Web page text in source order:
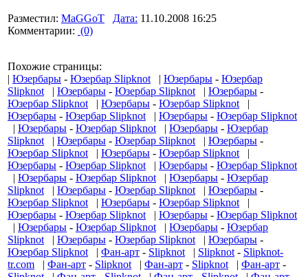
Разместил: MaGGoT Дата: 11.10.2008 16:25
Комментарии: (0)
Похожие страницы:
| Юзербары - Юзербар Slipknot | Юзербары - Юзербар
Slipknot | Юзербары - Юзербар Slipknot | Юзербары -
Юзербар Slipknot | Юзербары - Юзербар Slipknot |
Юзербары - Юзербар Slipknot | Юзербары - Юзербар Slipknot
| Юзербары - Юзербар Slipknot | Юзербары - Юзербар
Slipknot | Юзербары - Юзербар Slipknot | Юзербары -
Юзербар Slipknot | Юзербары - Юзербар Slipknot |
Юзербары - Юзербар Slipknot | Юзербары - Юзербар Slipknot
| Юзербары - Юзербар Slipknot | Юзербары - Юзербар
Slipknot | Юзербары - Юзербар Slipknot | Юзербары -
Юзербар Slipknot | Юзербары - Юзербар Slipknot |
Юзербары - Юзербар Slipknot | Юзербары - Юзербар Slipknot
| Юзербары - Юзербар Slipknot | Юзербары - Юзербар
Slipknot | Юзербары - Юзербар Slipknot | Юзербары -
Юзербар Slipknot | Фан-арт - Slipknot | Slipknot - Slipknot-
tr.com | Фан-арт - Slipknot | Фан-арт - Slipknot | Фан-арт -